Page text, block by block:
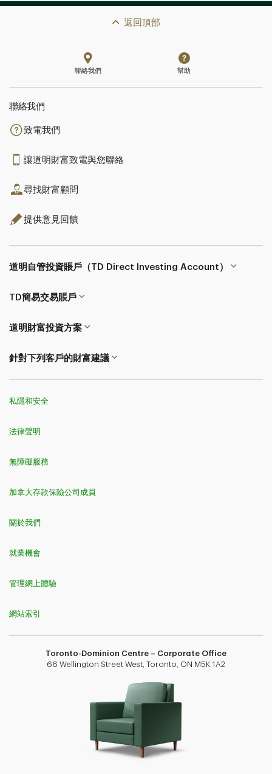
返回頂部
聯絡我們 幫助
聯絡我們
致電我們
讓道明財富致電與您聯絡
尋找財富顧問
提供意見回饋
道明自管投資賬戶（TD Direct Investing Account）
TD簡易交易賬戶
道明財富投資方案
針對下列客戶的財富建議
私隱和安全
法律聲明
無障礙服務
加拿大存款保險公司成員
關於我們
就業機會
管理網上體驗
網站索引
Toronto-Dominion Centre – Corporate Office
66 Wellington Street West, Toronto, ON M5K 1A2